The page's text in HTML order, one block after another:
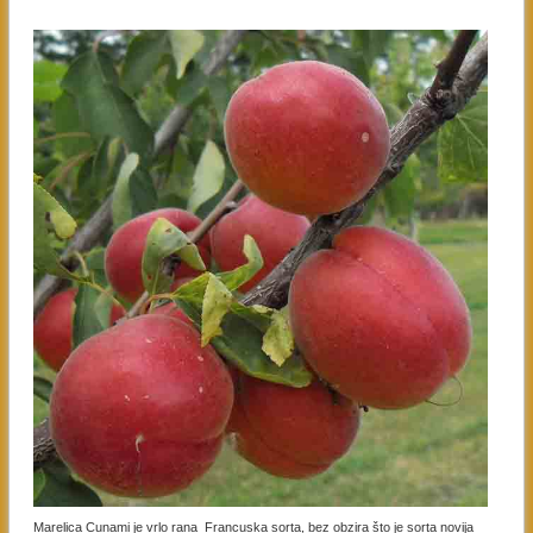
Marelica Cunami je vrlo rana Francuska sorta, bez obzira što je sorta novija